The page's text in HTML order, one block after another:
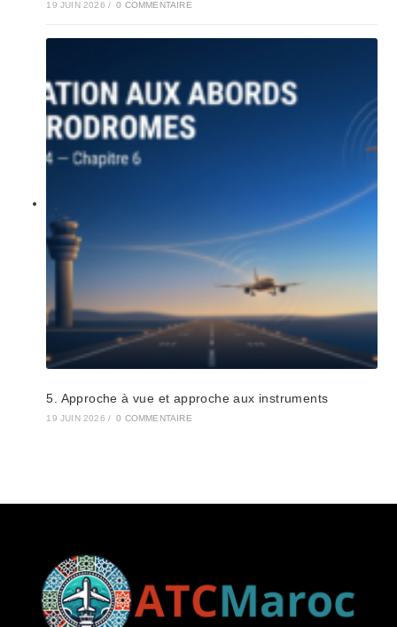
19 JUIN 2026 / 0 COMMENTAIRE
5. Approche à vue et approche aux instruments
19 JUIN 2026 / 0 COMMENTAIRE